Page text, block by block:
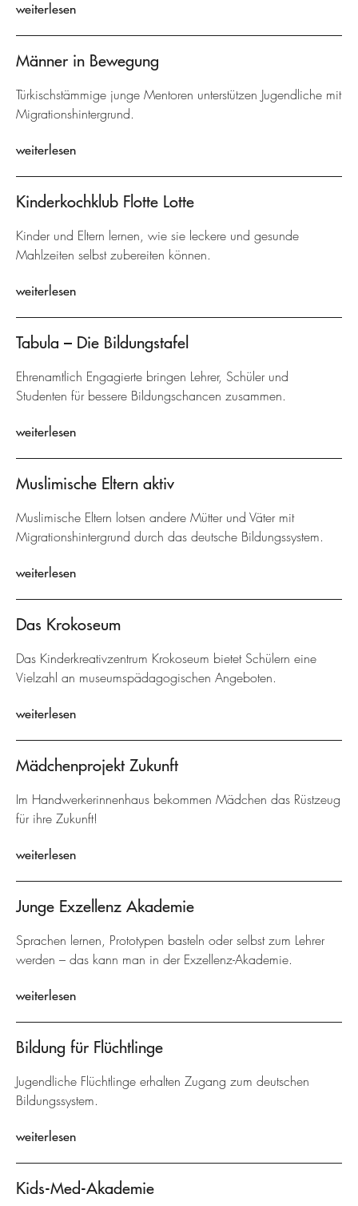
weiterlesen
Männer in Bewegung
Türkischstämmige junge Mentoren unterstützen Jugendliche mit
Migrationshintergrund.
weiterlesen
Kinderkochklub Flotte Lotte
Kinder und Eltern lernen, wie sie leckere und gesunde
Mahlzeiten selbst zubereiten können.
weiterlesen
Tabula – Die Bildungstafel
Ehrenamtlich Engagierte bringen Lehrer, Schüler und
Studenten für bessere Bildungschancen zusammen.
weiterlesen
Muslimische Eltern aktiv
Muslimische Eltern lotsen andere Mütter und Väter mit
Migrationshintergrund durch das deutsche Bildungssystem.
weiterlesen
Das Krokoseum
Das Kinderkreativzentrum Krokoseum bietet Schülern eine
Vielzahl an museumspädagogischen Angeboten.
weiterlesen
Mädchenprojekt Zukunft
Im Handwerkerinnenhaus bekommen Mädchen das Rüstzeug
für ihre Zukunft!
weiterlesen
Junge Exzellenz Akademie
Sprachen lernen, Prototypen basteln oder selbst zum Lehrer
werden – das kann man in der Exzellenz-Akademie.
weiterlesen
Bildung für Flüchtlinge
Jugendliche Flüchtlinge erhalten Zugang zum deutschen
Bildungssystem.
weiterlesen
Kids-Med-Akademie